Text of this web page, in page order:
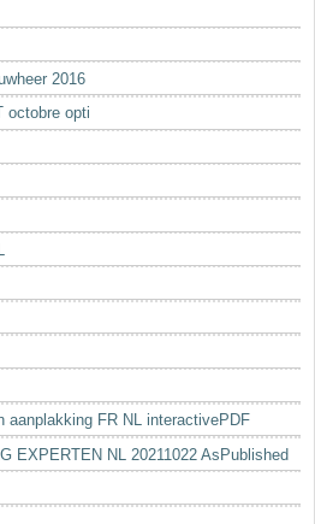
2016
octobre opti
aanplakking FR NL interactivePDF
EXPERTEN NL 20211022 AsPublished